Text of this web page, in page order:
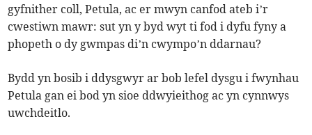
gyfnither coll, Petula, ac er mwyn canfod ateb i’r
cwestiwn mawr: sut yn y byd wyt ti fod i dyfu fyny a
phopeth o dy gwmpas di’n cwympo’n ddarnau?
Bydd yn bosib i ddysgwyr ar bob lefel dysgu i fwynhau
Petula gan ei bod yn sioe ddwyieithog ac yn cynnwys
uwchdeitlo.